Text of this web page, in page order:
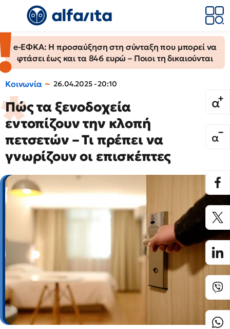
e-ΕΦΚΑ: Η προσαύξηση στη σύνταξη που μπορεί να
φτάσει έως και τα 846 ευρώ – Ποιοι τη δικαιούνται
Κοινωνία 26.04.2025 - 20:10
Πώς τα ξενοδοχεία
εντοπίζουν την κλοπή
πετσετών – Τι πρέπει να
γνωρίζουν οι επισκέπτες